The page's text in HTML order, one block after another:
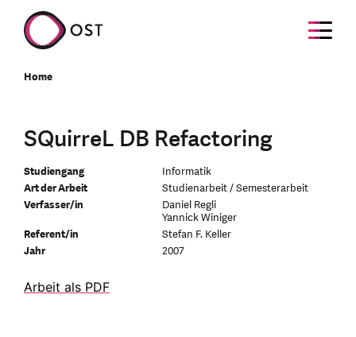
Home
SQuirreL DB Refactoring
Studiengang
Informatik
Art der Arbeit
Studienarbeit / Semesterarbeit
Verfasser/in
Daniel Regli
Yannick Winiger
Referent/in
Stefan F. Keller
Jahr
2007
Arbeit als PDF